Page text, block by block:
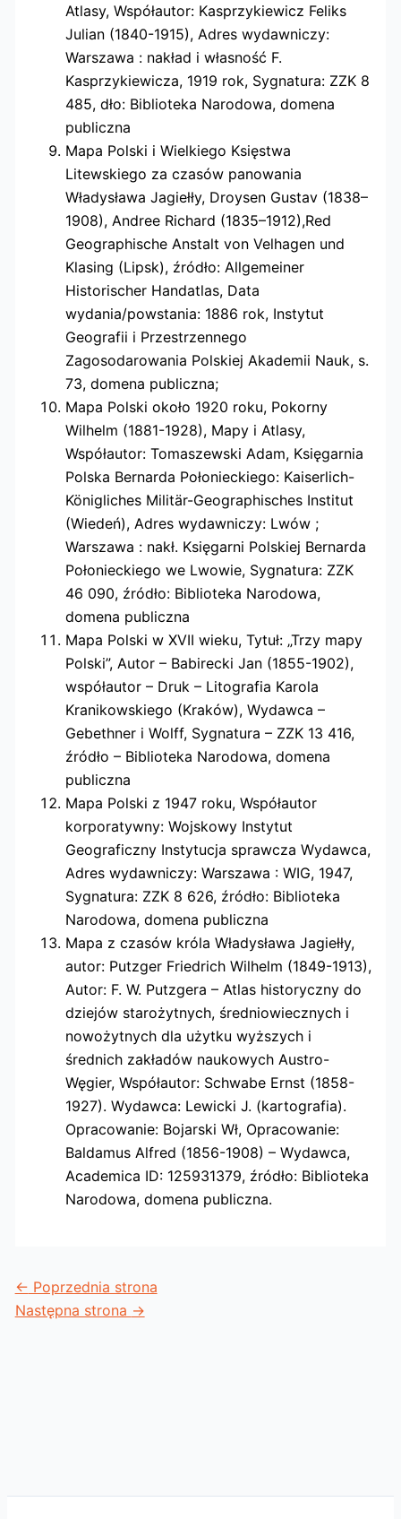
Atlasy, Współautor: Kasprzykiewicz Feliks
Julian (1840-1915), Adres wydawniczy:
Warszawa : nakład i własność F.
Kasprzykiewicza, 1919 rok, Sygnatura: ZZK 8
485, dło: Biblioteka Narodowa, domena
publiczna
Mapa Polski i Wielkiego Księstwa
Litewskiego za czasów panowania
Władysława Jagiełły, Droysen Gustav (1838–
1908), Andree Richard (1835–1912),Red
Geographische Anstalt von Velhagen und
Klasing (Lipsk), źródło: Allgemeiner
Historischer Handatlas, Data
wydania/powstania: 1886 rok, Instytut
Geografii i Przestrzennego
Zagosodarowania Polskiej Akademii Nauk, s.
73, domena publiczna;
Mapa Polski około 1920 roku, Pokorny
Wilhelm (1881-1928), Mapy i Atlasy,
Współautor: Tomaszewski Adam, Księgarnia
Polska Bernarda Połonieckiego: Kaiserlich-
Königliches Militär-Geographisches Institut
(Wiedeń), Adres wydawniczy: Lwów ;
Warszawa : nakł. Księgarni Polskiej Bernarda
Połonieckiego we Lwowie, Sygnatura: ZZK
46 090, źródło: Biblioteka Narodowa,
domena publiczna
Mapa Polski w XVII wieku, Tytuł: „Trzy mapy
Polski”, Autor – Babirecki Jan (1855-1902),
współautor – Druk – Litografia Karola
Kranikowskiego (Kraków), Wydawca –
Gebethner i Wolff, Sygnatura – ZZK 13 416,
źródło – Biblioteka Narodowa, domena
publiczna
Mapa Polski z 1947 roku, Współautor
korporatywny: Wojskowy Instytut
Geograficzny Instytucja sprawcza Wydawca,
Adres wydawniczy: Warszawa : WIG, 1947,
Sygnatura: ZZK 8 626, źródło: Biblioteka
Narodowa, domena publiczna
Mapa z czasów króla Władysława Jagiełły,
autor: Putzger Friedrich Wilhelm (1849-1913),
Autor: F. W. Putzgera – Atlas historyczny do
dziejów starożytnych, średniowiecznych i
nowożytnych dla użytku wyższych i
średnich zakładów naukowych Austro-
Węgier, Współautor: Schwabe Ernst (1858-
1927). Wydawca: Lewicki J. (kartografia).
Opracowanie: Bojarski Wł, Opracowanie:
Baldamus Alfred (1856-1908) – Wydawca,
Academica ID: 125931379, źródło: Biblioteka
Narodowa, domena publiczna.
← Poprzednia strona
Następna strona →